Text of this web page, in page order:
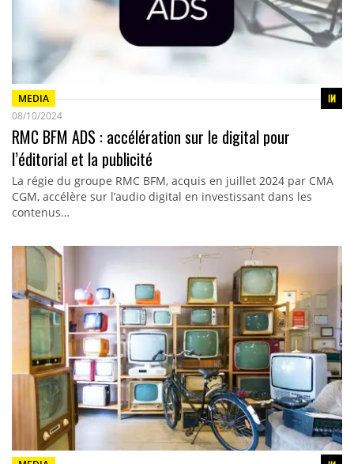
MEDIA
08/10/2024
RMC BFM ADS : accélération sur le digital pour
l’éditorial et la publicité
La régie du groupe RMC BFM, acquis en juillet 2024 par CMA
CGM, accélère sur l’audio digital en investissant dans les
contenus…